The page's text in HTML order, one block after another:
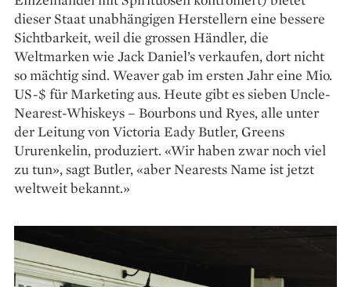
dieser Staat unabhängigen Herstellern eine bessere
Sichtbarkeit, weil die grossen Händler, die
Weltmarken wie Jack Daniel’s verkaufen, dort nicht
so mächtig sind. Weaver gab im ersten Jahr eine Mio.
US-$ für Marketing aus. Heute gibt es sieben Uncle-
Nearest-Whiskeys – Bourbons und Ryes, alle unter
der Leitung von Victoria Eady Butler, Greens
Ururenkelin, produziert. «Wir haben zwar noch viel
zu tun», sagt Butler, «aber Nearests Name ist jetzt
weltweit bekannt.»